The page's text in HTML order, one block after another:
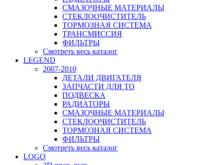
СМАЗОЧНЫЕ МАТЕРИАЛЫ
СТЕКЛООЧИСТИТЕЛЬ
ТОРМОЗНАЯ СИСТЕМА
ТРАНСМИССИЯ
ФИЛЬТРЫ
Смотреть весь каталог
LEGEND
2007-2010
ДЕТАЛИ ДВИГАТЕЛЯ
ЗАПЧАСТИ ДЛЯ ТО
ПОДВЕСКА
РАДИАТОРЫ
СМАЗОЧНЫЕ МАТЕРИАЛЫ
СТЕКЛООЧИСТИТЕЛЬ
ТОРМОЗНАЯ СИСТЕМА
ФИЛЬТРЫ
Смотреть весь каталог
LOGO